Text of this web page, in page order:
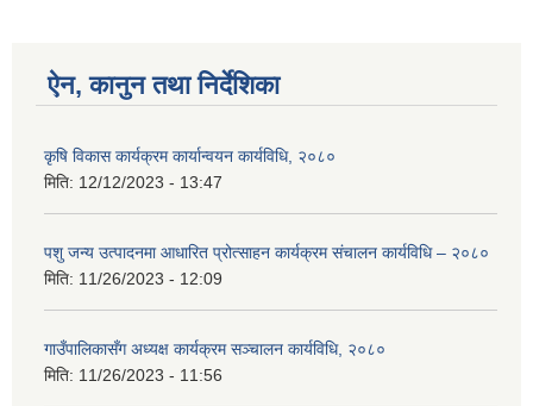
ऐन, कानुन तथा निर्देशिका
कृषि विकास कार्यक्रम कार्यान्वयन कार्यविधि, २०८०
मिति: 12/12/2023 - 13:47
पशु जन्य उत्पादनमा आधारित प्रोत्साहन कार्यक्रम संचालन कार्यविधि – २०८०
मिति: 11/26/2023 - 12:09
गाउँपालिकासँग अध्यक्ष कार्यक्रम सञ्चालन कार्यविधि, २०८०
मिति: 11/26/2023 - 11:56